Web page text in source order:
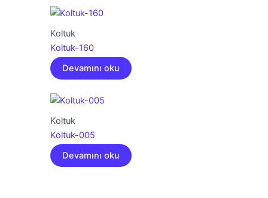
Koltuk
Koltuk-160
Devamını oku
Koltuk
Koltuk-005
Devamını oku